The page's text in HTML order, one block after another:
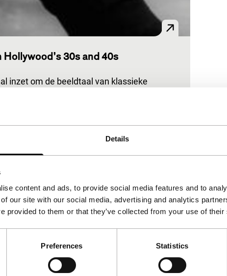
Details
content and ads, to provide social media features and to
our site with our social media, advertising and analytics
provided to them or that they’ve collected from your use of
Preferences Statistics
30s and 40s
inzet om de beeldtaal van klassieke